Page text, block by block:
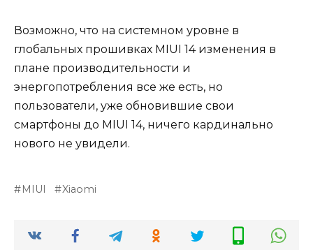
Возможно, что на системном уровне в
глобальных прошивках MIUI 14 изменения в
плане производительности и
энергопотребления все же есть, но
пользователи, уже обновившие свои
смартфоны до MIUI 14, ничего кардинально
нового не увидели.
MIUI Xiaomi